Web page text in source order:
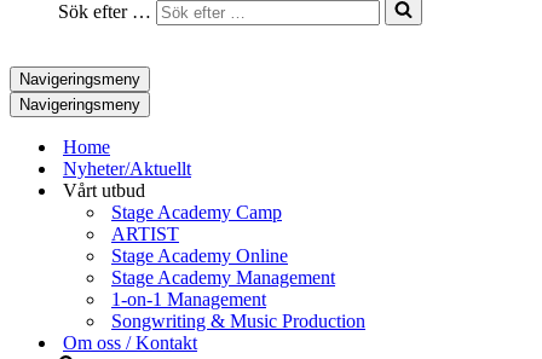
Sök efter …
Navigeringsmeny
Navigeringsmeny
Home
Nyheter/Aktuellt
Vårt utbud
Stage Academy Camp
ARTIST
Stage Academy Online
Stage Academy Management
1-on-1 Management
Songwriting & Music Production
Om oss / Kontakt